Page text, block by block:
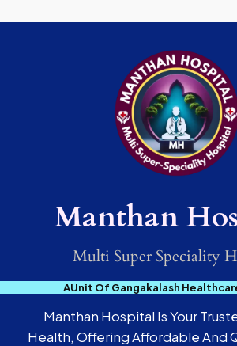
Manthan
Multi Super Speciality
AUnit Of Gangakalash
Manthan Hospital Is Your
Health, Offering Affordable And